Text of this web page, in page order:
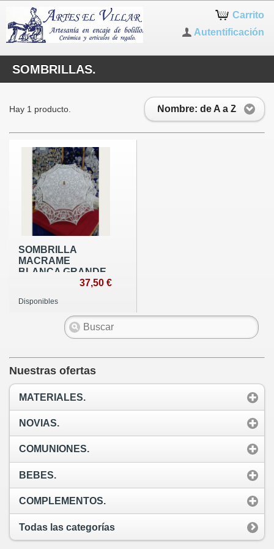
Carrito
Autentificación
SOMBRILLAS.
Nombre: de A a Z
Hay 1 producto.
SOMBRILLA
MACRAME
BLANCA GRANDE.
37,50 €
Disponibles
Nuestras ofertas
MATERIALES.
NOVIAS.
COMUNIONES.
BEBES.
COMPLEMENTOS.
Todas las categorías